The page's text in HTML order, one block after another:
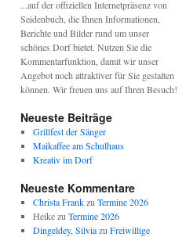
...auf der offiziellen Internetpräsenz von
Seidenbuch, die Ihnen Informationen,
Berichte und Bilder rund um unser
schönes Dorf bietet. Nutzen Sie die
Kommentarfunktion, damit wir unser
Angebot noch attraktiver für Sie gestalten
können. Wir freuen uns auf Ihren Besuch!
Neueste Beiträge
Grillfest der Sänger
Maikaffee am Schulhaus
Kreativ im Dorf
Neueste Kommentare
Christa Frankzu Termine 2026
Heikezu Termine 2026
Dingeldey, Silviazu Freiwillige